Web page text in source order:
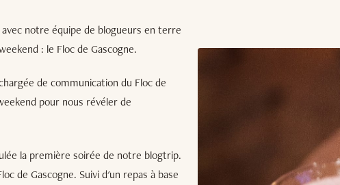
notre équipe de blogueurs en terre
: le Floc de Gascogne.
de communication du Floc de
pour nous révéler de
la première soirée de notre blogtrip.
de Gascogne. Suivi d'un repas à base